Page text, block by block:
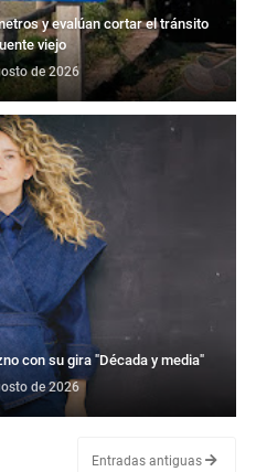
y evalúan cortar el tránsito
viejo
de 2026
con su gira "Década y media"
de 2026
Entradas antiguas